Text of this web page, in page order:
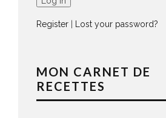
Register Lost your password?
MON CARNET DE
RECETTES